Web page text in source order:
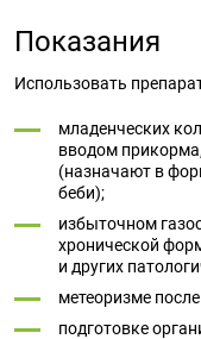
Показания
Использовать
младенческих
вводом
(назначают в
беби);
избыточном
хронической
и других
метеоризме
подготовке